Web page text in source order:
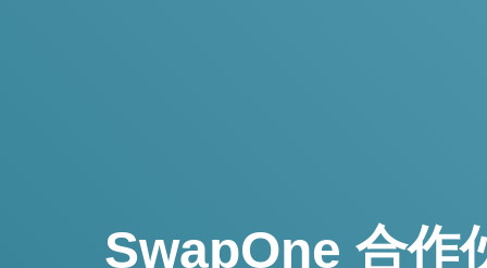
SwapOne 合作